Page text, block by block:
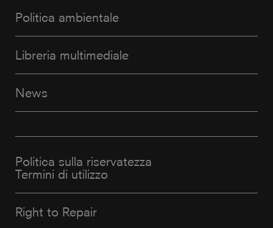
Politica ambientale
Libreria multimediale
News
Politica sulla riservatezza
Termini di utilizzo
Right to Repair